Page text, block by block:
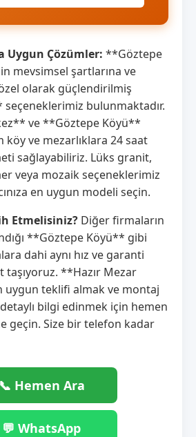
Uygun Çözümler: **Göztepe
mevsimsel şartlarına ve
olarak güçlendirilmiş
bulunmaktadır.
ve **Göztepe Köyü**
ve mezarlıklara 24 saat
sağlayabiliriz. Lüks granit,
veya mozaik seçeneklerimiz
en uygun modeli seçin.
Etmelisiniz? Diğer firmaların
**Göztepe Köyü** gibi
dahi aynı hız ve garanti
taşıyoruz. **Hazır Mezar
uygun teklifi almak ve montaj
bilgi edinmek için hemen
geçin. Size bir telefon kadar
📞 Hemen Ara
💬 WhatsApp